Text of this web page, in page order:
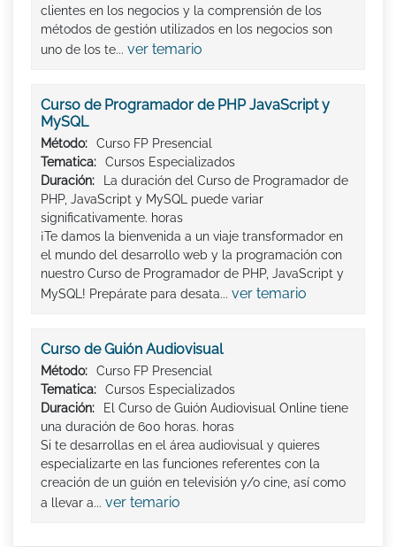
clientes en los negocios y la comprensión de los
métodos de gestión utilizados en los negocios son
uno de los te... ver temario
Curso de Programador de PHP JavaScript y
MySQL
Método:
Curso FP Presencial
Tematica:
Cursos Especializados
Duración:
La duración del Curso de Programador de
PHP, JavaScript y MySQL puede variar
significativamente. horas
¡Te damos la bienvenida a un viaje transformador en
el mundo del desarrollo web y la programación con
nuestro Curso de Programador de PHP, JavaScript y
MySQL! Prepárate para desata... ver temario
Curso de Guión Audiovisual
Método:
Curso FP Presencial
Tematica:
Cursos Especializados
Duración:
El Curso de Guión Audiovisual Online tiene
una duración de 600 horas. horas
Si te desarrollas en el área audiovisual y quieres
especializarte en las funciones referentes con la
creación de un guión en televisión y/o cine, así como
a llevar a... ver temario